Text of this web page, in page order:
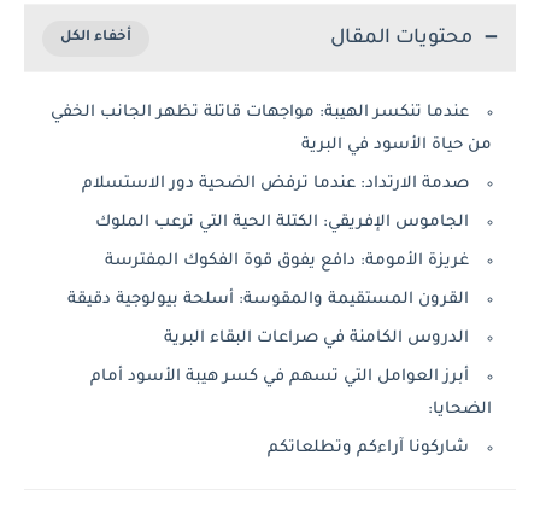
محتويات المقال
عندما تنكسر الهيبة: مواجهات قاتلة تظهر الجانب الخفي
من حياة الأسود في البرية
صدمة الارتداد: عندما ترفض الضحية دور الاستسلام
الجاموس الإفريقي: الكتلة الحية التي ترعب الملوك
غريزة الأمومة: دافع يفوق قوة الفكوك المفترسة
القرون المستقيمة والمقوسة: أسلحة بيولوجية دقيقة
الدروس الكامنة في صراعات البقاء البرية
أبرز العوامل التي تسهم في كسر هيبة الأسود أمام
الضحايا:
شاركونا آراءكم وتطلعاتكم